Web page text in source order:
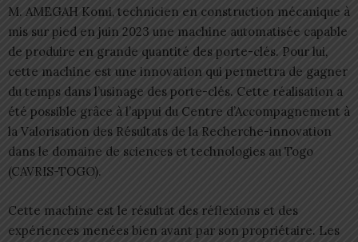
M. AMEGAH Komi, technicien en construction mécanique à
mis sur pied en juin 2023 une machine automatisée capable
de produire en grande quantité des porte-clés. Pour lui,
cette machine est une innovation qui permettra de gagner
du temps dans l’usinage des porte-clés. Cette réalisation a
été possible grâce à l’appui du Centre d’Accompagnement à
la Valorisation des Résultats de la Recherche-innovation
dans le domaine de sciences et technologies au Togo
(CAVRIS-TOGO).
Cette machine est le résultat des réflexions et des
expériences menées bien avant par son propriétaire. Les